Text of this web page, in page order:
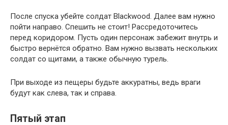
После спуска убейте солдат Blackwood. Далее вам нужно
пойти направо. Спешить не стоит! Рассредоточитесь
перед коридором. Пусть один персонаж забежит внутрь и
быстро вернётся обратно. Вам нужно вызвать нескольких
солдат со щитами, а также обычную турель.
При выходе из пещеры будьте аккуратны, ведь враги
будут как слева, так и справа.
Пятый этап